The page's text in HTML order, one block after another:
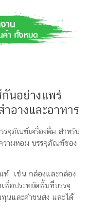
นอย่างแพร่
อางและอาหาร
รจุภัณฑ์เครื่องดื่ม สำหรับ
วามหอม บรรจุภัณฑ์ซอง
ฑ์ เช่น กล่องและกล่อง
พื่อประหยัดพื้นที่บรรจุ
นและค่าขนส่ง และได้